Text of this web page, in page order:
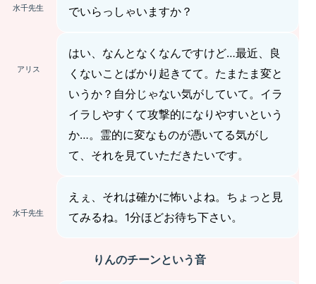
水千先生
でいらっしゃいますか？
アリス
はい、なんとなくなんですけど…最近、良
くないことばかり起きてて。たまたま変と
いうか？自分じゃない気がしていて。イラ
イラしやすくて攻撃的になりやすいという
か…。霊的に変なものが憑いてる気がし
て、それを見ていただきたいです。
水千先生
えぇ、それは確かに怖いよね。ちょっと見
てみるね。1分ほどお待ち下さい。
りんのチーンという音